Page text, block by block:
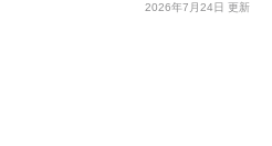
2026年7月24日 更新